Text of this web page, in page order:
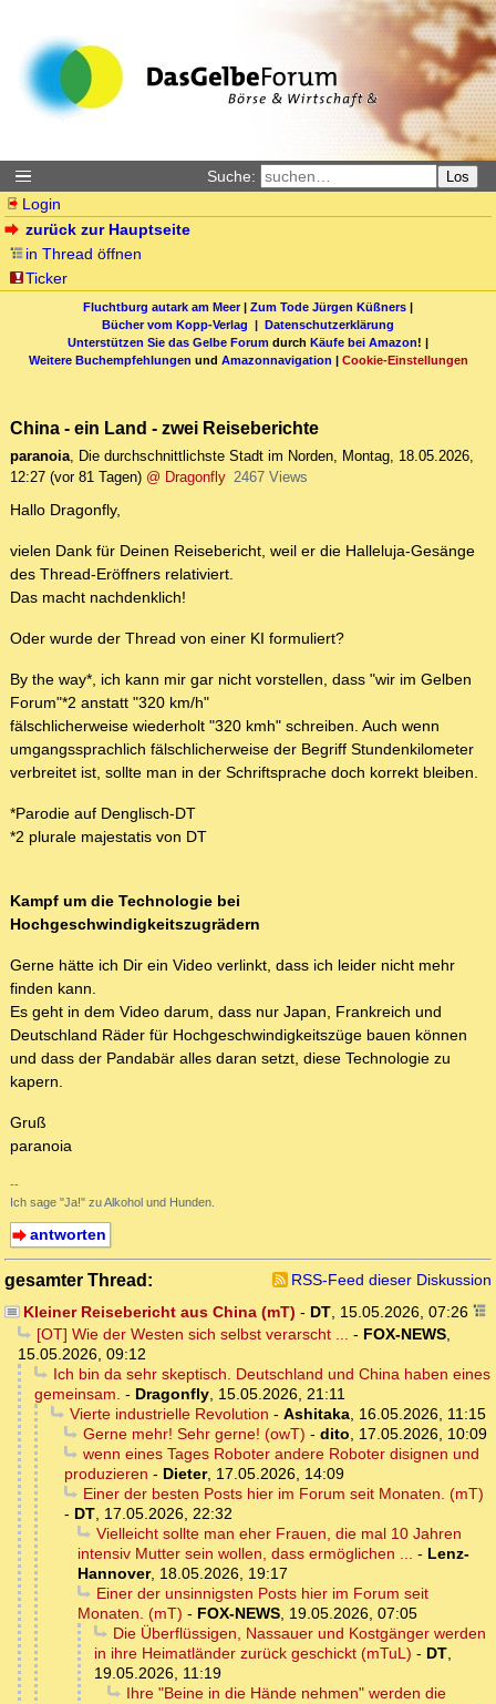
Suche: Los
Login
zurück zur Hauptseite
in Thread öffnen
Ticker
Fluchtburg autark am Meer| Zum Tode Jürgen Küßners |
Bücher vom Kopp-Verlag | Datenschutzerklärung
Unterstützen Sie das Gelbe Forum durch Käufe bei Amazon! |
Weitere Buchempfehlungen und Amazonnavigation | Cookie-Einstellungen
China - ein Land - zwei Reiseberichte
paranoia, Die durchschnittlichste Stadt im Norden, Montag, 18.05.2026,
12:27 (vor 81 Tagen) @ Dragonfly 2467 Views
Hallo Dragonfly,
vielen Dank für Deinen Reisebericht, weil er die Halleluja-Gesänge
des Thread-Eröffners relativiert.
Das macht nachdenklich!
Oder wurde der Thread von einer KI formuliert?
By the way*, ich kann mir gar nicht vorstellen, dass "wir im Gelben
Forum"*2 anstatt "320 km/h"
fälschlicherweise wiederholt "320 kmh" schreiben. Auch wenn
umgangssprachlich fälschlicherweise der Begriff Stundenkilometer
verbreitet ist, sollte man in der Schriftsprache doch korrekt bleiben.
*Parodie auf Denglisch-DT
*2 plurale majestatis von DT
Kampf um die Technologie bei
Hochgeschwindigkeitszugrädern
Gerne hätte ich Dir ein Video verlinkt, dass ich leider nicht mehr
finden kann.
Es geht in dem Video darum, dass nur Japan, Frankreich und
Deutschland Räder für Hochgeschwindigkeitszüge bauen können
und dass der Pandabär alles daran setzt, diese Technologie zu
kapern.
Gruß
paranoia
--
Ich sage "Ja!" zu Alkohol und Hunden.
antworten
gesamter Thread:
RSS-Feed dieser Diskussion
Kleiner Reisebericht aus China (mT) - DT, 15.05.2026, 07:26
[OT] Wie der Westen sich selbst verarscht ... - FOX-NEWS,
15.05.2026, 09:12
Ich bin da sehr skeptisch. Deutschland und China haben eines
gemeinsam. - Dragonfly, 15.05.2026, 21:11
Vierte industrielle Revolution - Ashitaka, 16.05.2026, 11:15
Gerne mehr! Sehr gerne! (owT) - dito, 17.05.2026, 10:09
wenn eines Tages Roboter andere Roboter disignen und
produzieren - Dieter, 17.05.2026, 14:09
Einer der besten Posts hier im Forum seit Monaten. (mT)
- DT, 17.05.2026, 22:32
Vielleicht sollte man eher Frauen, die mal 10 Jahren
intensiv Mutter sein wollen, dass ermöglichen ... - Lenz-
Hannover, 18.05.2026, 19:17
Einer der unsinnigsten Posts hier im Forum seit
Monaten. (mT) - FOX-NEWS, 19.05.2026, 07:05
Die Überflüssigen, Nassauer und Kostgänger werden
in ihre Heimatländer zurück geschickt (mTuL) - DT,
19.05.2026, 11:19
Ihre "Beine in die Hände nehmen" werden die